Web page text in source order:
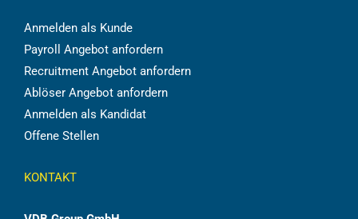
Anmelden als Kunde
Payroll Angebot anfordern
Recruitment Angebot anfordern
Ablöser Angebot anfordern
Anmelden als Kandidat
Offene Stellen
KONTAKT